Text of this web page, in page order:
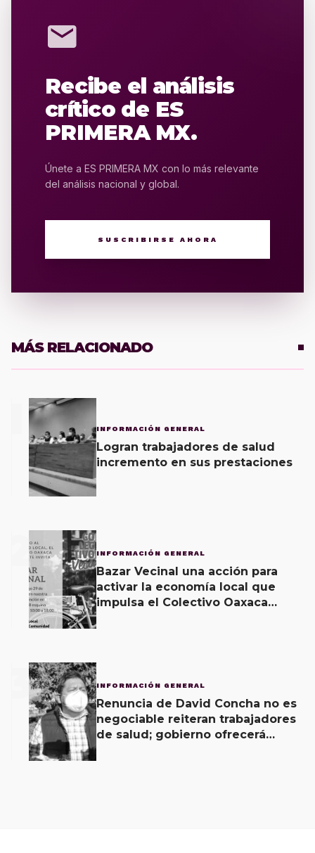
mail
Recibe el análisis
crítico de ES
PRIMERA MX.
Únete a ES PRIMERA MX con lo más relevante
del análisis nacional y global.
SUSCRIBIRSE AHORA
MÁS RELACIONADO
INFORMACIÓN GENERAL
Logran trabajadores de salud
incremento en sus prestaciones
2 INFORMACIÓN GENERAL
Bazar Vecinal una acción para
activar la economía local que
impulsa el Colectivo Oaxaca
3 INFORMACIÓN GENERAL
Renuncia de David Concha no es
negociable reiteran trabajadores
de salud; gobierno ofrecerá